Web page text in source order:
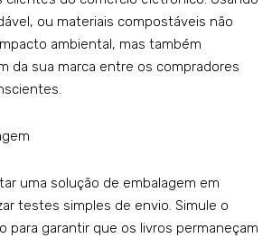
ou materiais compostáveis ​​não
ambiental, mas também
da sua marca entre os compradores
uma solução de embalagem em
testes simples de envio. Simule o
para garantir que os livros permaneçam